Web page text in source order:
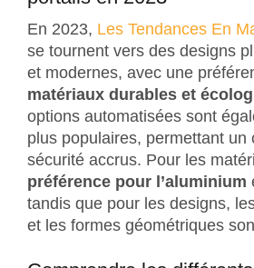
En 2023, Les Tendances En
se tournent vers des designs
et modernes, avec une
matériaux durables et
options automatisées sont
plus populaires, permettant un
sécurité accrus. Pour les
préférence pour l’aluminium
tandis que pour les designs,
et les formes géométriques